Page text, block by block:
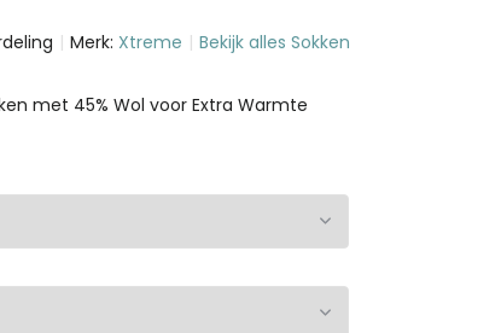
Account aanmaken
Merk: Xtreme Bekijk alles Sokken
met 45% Wol voor Extra Warmte